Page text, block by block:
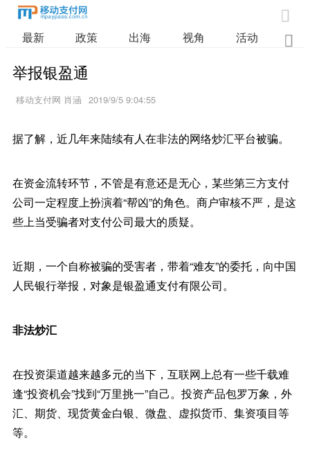

最新 政策 出海 视角 活动 业

举报银盈通
移动支付网 肖涵 2019/9/5 9:04:55
据了解，近几年来陆续有人在非法的网络炒汇平台被骗。
在资金流转环节，不管是有意还是无心，某些第三方支付
公司一定程度上扮演着“帮凶”的角色。商户审核不严，是这
些上当受骗者对支付公司最大的质疑。
近期，一个自称被骗的受害者，带着“难友”的委托，向中国
人民银行举报，对象是银盈通支付有限公司。
非法炒汇
在投资渠道越来越多元的当下，互联网上总有一些千载难
逢“投资机会”找到“万里挑一”自己。投资产品包罗万象，外
汇、期货、现货黄金白银、微盘、虚拟货币、集资项目等
等。